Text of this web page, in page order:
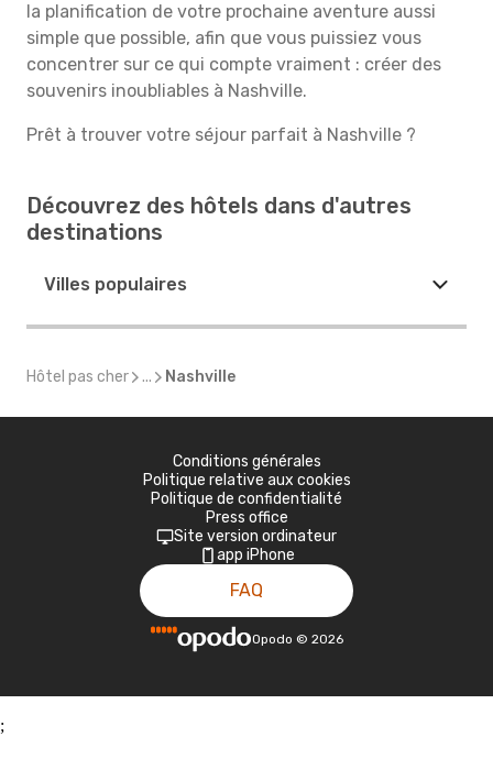
la planification de votre prochaine aventure aussi
simple que possible, afin que vous puissiez vous
concentrer sur ce qui compte vraiment : créer des
souvenirs inoubliables à Nashville.
Prêt à trouver votre séjour parfait à Nashville ?
Découvrez des hôtels dans d'autres
destinations
Villes populaires
Hôtel pas cher ... Nashville
Conditions générales
Politique relative aux cookies
Politique de confidentialité
Press office
Site version ordinateur
app iPhone
FAQ
Opodo © 2026
;